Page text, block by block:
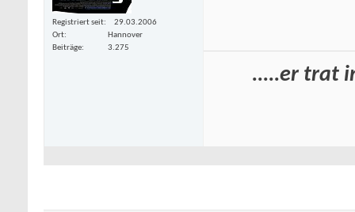
Registriert seit
29.03.2006
Ort
Hannover
Beiträge
3.275
.....er trat